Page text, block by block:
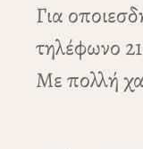
Για
τηλέφωνο
Με πολλή